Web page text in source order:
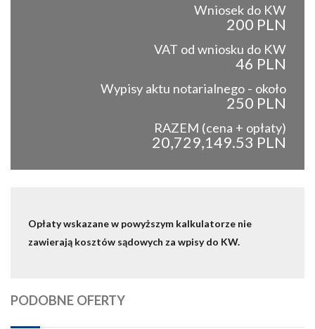
Wniosek do KW
200 PLN
VAT od wniosku do KW
46 PLN
Wypisy aktu notarialnego - około
250 PLN
RAZEM (cena + opłaty)
20,729,149.53 PLN
Opłaty wskazane w powyższym kalkulatorze nie
zawierają kosztów sądowych za wpisy do KW.
PODOBNE OFERTY